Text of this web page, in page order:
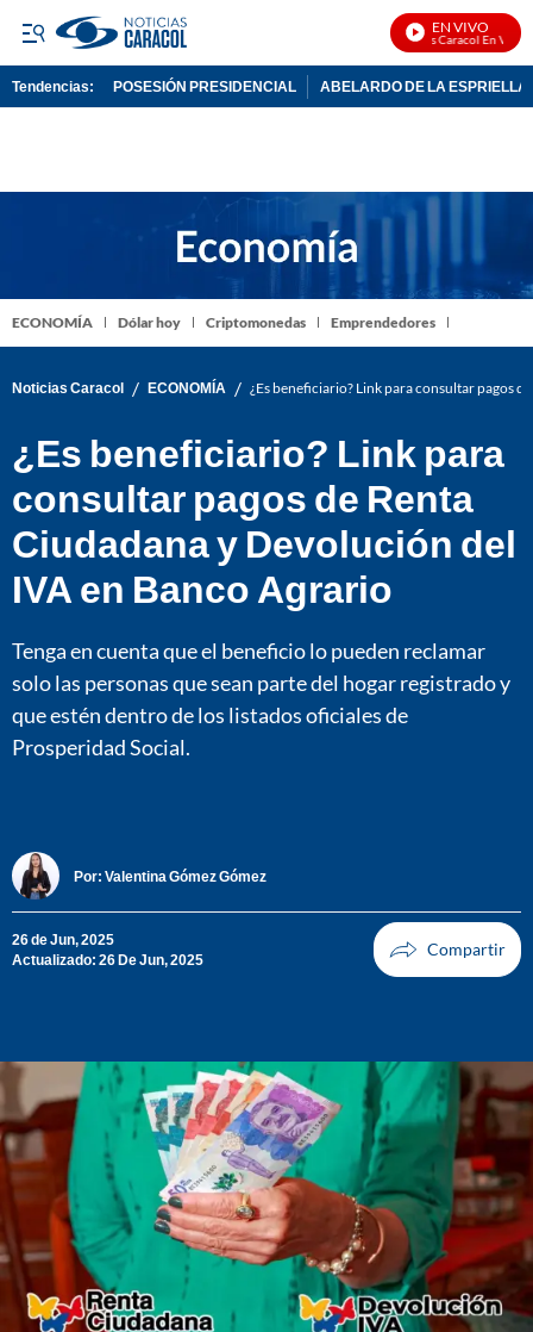
EN VIVO
Noticias Caracol En Vivo
Tendencias: POSESIÓN PRESIDENCIAL ABELARDO DE LA ESPRIELLA
ECONOMÍA Dólar hoy Criptomonedas Emprendedores
Noticias Caracol / ECONOMÍA / ¿Es beneficiario? Link para consultar pagos
¿Es beneficiario? Link para
consultar pagos de Renta
Ciudadana y Devolución del
IVA en Banco Agrario
Tenga en cuenta que el beneficio lo pueden reclamar
solo las personas que sean parte del hogar registrado y
que estén dentro de los listados oficiales de
Prosperidad Social.
Por: Valentina Gómez Gómez
26 de Jun, 2025
Actualizado: 26 De Jun, 2025